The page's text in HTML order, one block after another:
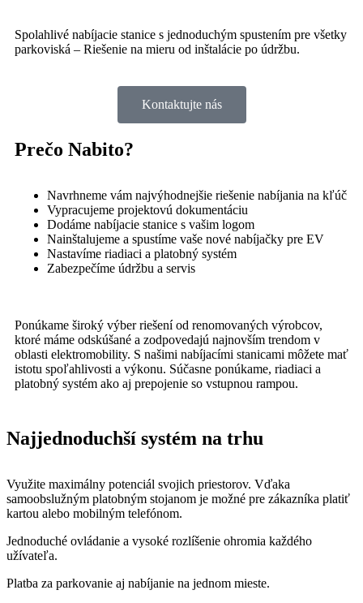
Spolahlivé nabíjacie stanice s jednoduchým spustením pre všetky
parkoviská – Riešenie na mieru od inštalácie po údržbu.
Kontaktujte nás
Prečo Nabito?
Navrhneme vám najvýhodnejšie riešenie nabíjania na kľúč
Vypracujeme projektovú dokumentáciu
Dodáme nabíjacie stanice s vašim logom
Nainštalujeme a spustíme vaše nové nabíjačky pre EV
Nastavíme riadiaci a platobný systém
Zabezpečíme údržbu a servis
Ponúkame široký výber riešení od renomovaných výrobcov,
ktoré máme odskúšané a zodpovedajú najnovším trendom v
oblasti elektromobility. S našimi nabíjacími stanicami môžete mať
istotu spoľahlivosti a výkonu. Súčasne ponúkame, riadiaci a
platobný systém ako aj prepojenie so vstupnou rampou.
Najjednoduchší systém na trhu
Využite maximálny potenciál svojich priestorov. Vďaka
samoobslužným platobným stojanom je možné pre zákazníka platiť
kartou alebo mobilným telefónom.
Jednoduché ovládanie a vysoké rozlíšenie ohromia každého
užívateľa.
Platba za parkovanie aj nabíjanie na jednom mieste.